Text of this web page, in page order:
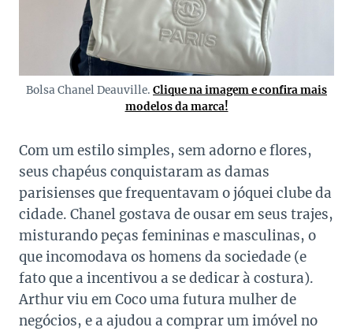
Bolsa Chanel Deauville. Clique na imagem e confira mais
modelos da marca!
Com um estilo simples, sem adorno e flores,
seus chapéus conquistaram as damas
parisienses que frequentavam o jóquei clube da
cidade. Chanel gostava de ousar em seus trajes,
misturando peças femininas e masculinas, o
que incomodava os homens da sociedade (e
fato que a incentivou a se dedicar à costura).
Arthur viu em Coco uma futura mulher de
negócios, e a ajudou a comprar um imóvel no